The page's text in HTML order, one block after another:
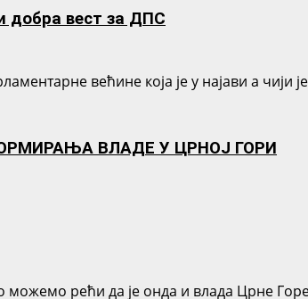
добра вест за ДПС
већине која је у најави а чији
ВЛАДЕ У ЦРНОЈ ГОРИ
можемо рећи да је онда и влада Црне